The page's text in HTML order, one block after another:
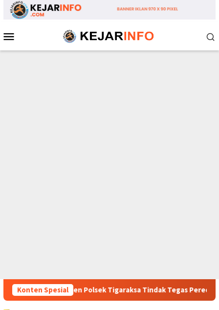
Loncat
Mobile
Konten Spesial
Tindak Tegas Peredaran Obat Ilegal, Dua Pelaku